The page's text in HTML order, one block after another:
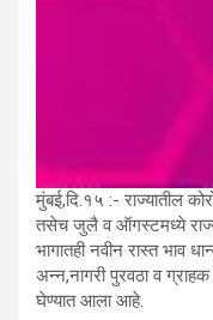
मुंबई,दि.१५ :- राज्यातील
तसेच जुलै व ऑगस्टमध्ये
भागातही नवीन रास्त भाव
अन्न,नागरी पुरवठा व
घेण्यात आला आहे.